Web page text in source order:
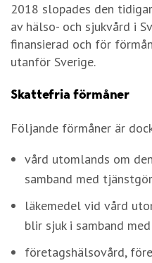
2018 slopades den
av hälso- och sjukvård i
finansierad och för
utanför Sverige.
Skattefria förmåner
Följande förmåner är
vård utomlands om
samband med
läkemedel vid vård
blir sjuk i samband
företagshälsovård,